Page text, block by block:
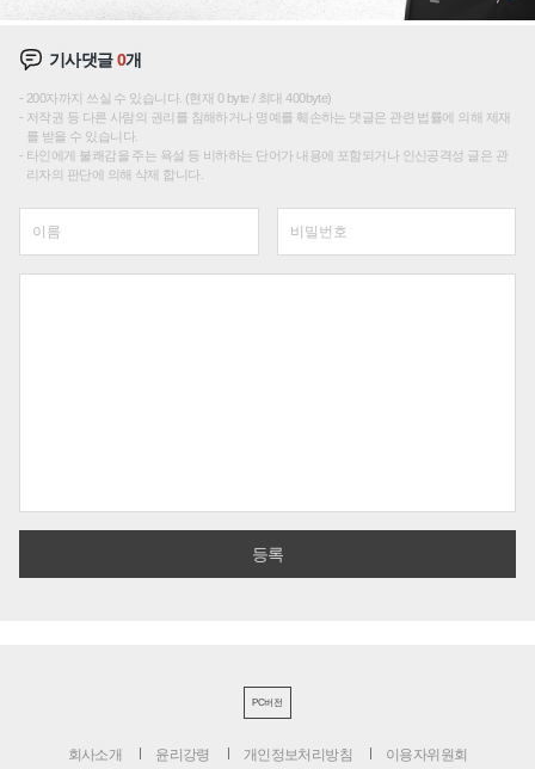
기사댓글0개
200자까지 쓰실 수 있습니다. (현재 0 byte / 최대 400byte)
저작권 등 다른 사람의 권리를 침해하거나 명예를 훼손하는 댓글은 관련 법률에 의해 제재
를 받을 수 있습니다.
타인에게 불쾌감을 주는 욕설 등 비하하는 단어가 내용에 포함되거나 인신공격성 글은 관
리자의 판단에 의해 삭제 합니다.
PC버전
회사소개 윤리강령 개인정보처리방침 이용자위원회